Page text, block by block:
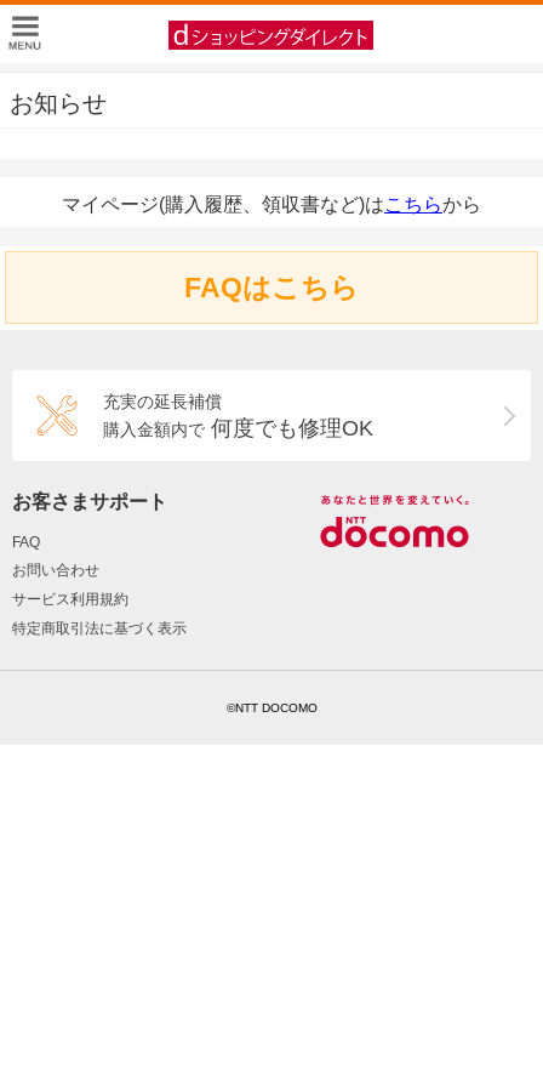
お知らせ
マイページ(購入履歴、領収書など)はこちらから
FAQはこちら
充実の延長補償
購入金額内で 何度でも修理OK
お客さまサポート
FAQ
お問い合わせ
サービス利用規約
特定商取引法に基づく表示
©NTT DOCOMO